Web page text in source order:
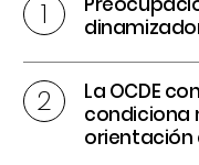
La OCDE
condiciona